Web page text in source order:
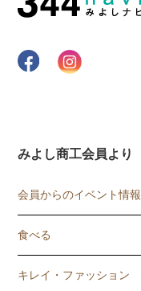
みよし商工会員より
会員からのイベント情報
食べる
キレイ・ファッション